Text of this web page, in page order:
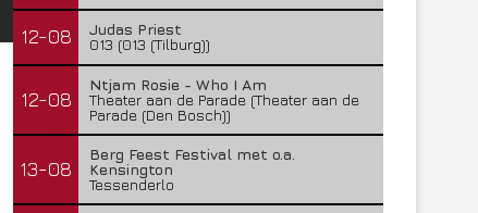
12-08
Judas Priest
013 (013 (Tilburg))
12-08
Ntjam Rosie - Who I Am
Theater aan de Parade (Theater aan de
Parade (Den Bosch))
13-08
Berg Feest Festival met o.a.
Kensington
Tessenderlo